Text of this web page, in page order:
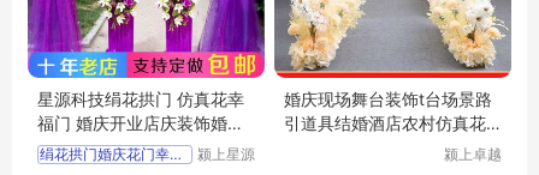
星源科技绢花拱门 仿真花幸
福门 婚庆开业店庆装饰婚礼
成品道具
绢花拱门婚庆花门幸福门开
颍上星源
婚庆现场舞台装饰t台场景路
引道具结婚酒店农村仿真花
颍上卓越